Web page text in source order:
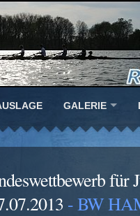
GALERIE
für
- BW